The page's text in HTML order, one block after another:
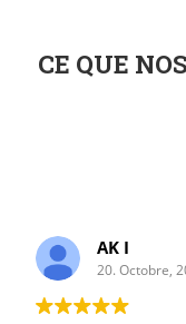
CE QUE
AK I
20. Octobre,